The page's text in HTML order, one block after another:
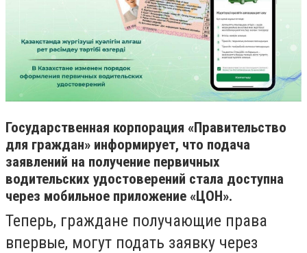
Государственная корпорация «Правительство
для граждан» информирует, что подача
заявлений на получение первичных
водительских удостоверений стала доступна
через мобильное приложение «ЦОН».
Теперь, граждане получающие права
впервые, могут подать заявку через